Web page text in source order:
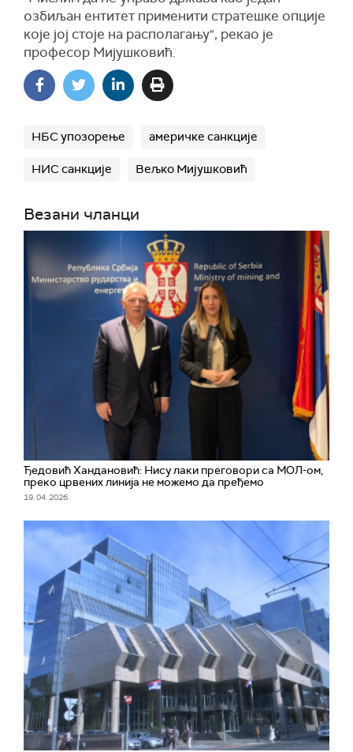
озбиљан ентитет применити стратешке опције
које јој стоје на располагању", рекао је
професор Мијушковић.
НБС упозорење америчке санкције
НИС санкције Вељко Мијушковић
Везани чланци
Ђедовић Хандановић: Нису лаки преговори са МОЛ-ом,
преко црвених линија не можемо да пређемо
19. 04. 2026.